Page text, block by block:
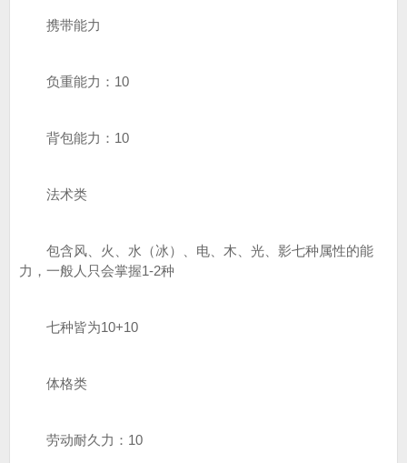
携带能力
负重能力：10
背包能力：10
法术类
包含风、火、水（冰）、电、木、光、影七种属性的能
力，一般人只会掌握1-2种
七种皆为10+10
体格类
劳动耐久力：10